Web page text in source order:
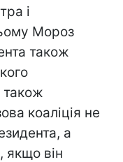
і
Мороз
також
коаліція не
а
якщо він